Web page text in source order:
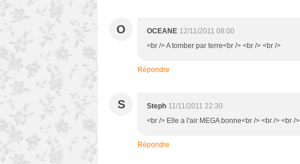
O OCEANE 12/11/2011 08:00
<br /> A tomber par terre<br /> <br /> <br />
Répondre
S Steph 11/11/2011 22:30
<br /> Elle a l'air MEGA bonne<br /> <br /> <br />
Répondre